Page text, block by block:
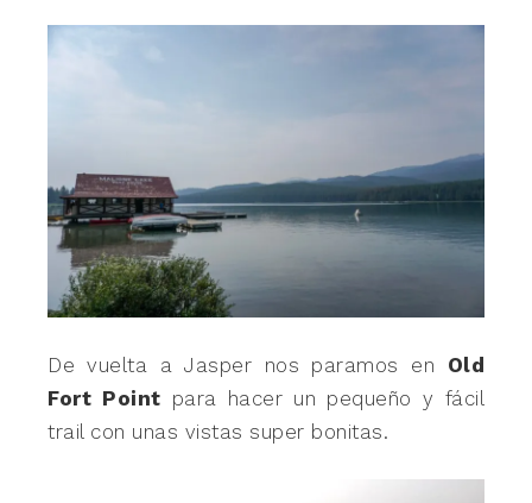
De vuelta a Jasper nos paramos en Old
Fort Point para hacer un pequeño y fácil
trail con unas vistas super bonitas.